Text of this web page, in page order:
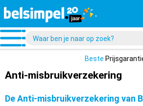
Beste
Anti-misbruikverzekering
De Anti-misbruikverzekering van